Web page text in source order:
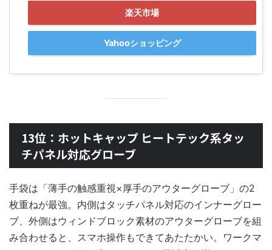
楽天市場
Yahooショッピング
13位：ホットキャップ ヒートテック系タッ
チパネル対応グローブ
手袋は「薄手の触感重視×厚手のアウターグローブ」の2
枚重ねが最強。内側はタッチパネル対応のインナーグロー
ブ、外側はウィンドブロック素材のアウターグローブを組
み合わせると、スマホ操作もできてあたたかい。ワークマ